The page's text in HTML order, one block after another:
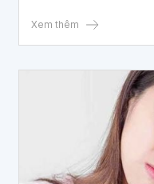
thuốc Zirabev là gì?
Xem thêm